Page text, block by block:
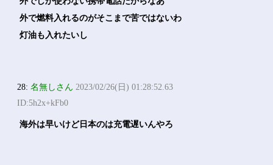
外で燃料入れるのがそこまで苦ではないわ
灯油も入れたいし
28:名無しさん 2023/02/26(日) 01:28:52.63
ID:5h2x+kFb0
海外は早いけど日本のは充電遅いんやろ